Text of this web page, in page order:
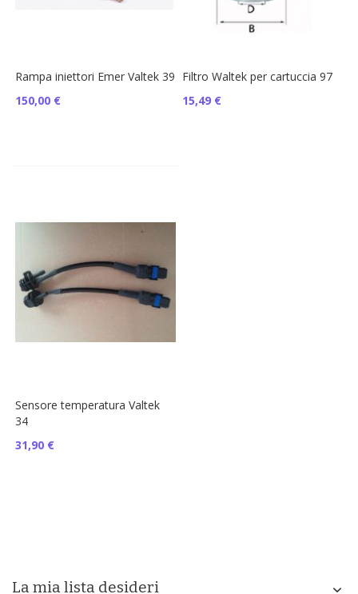
Rampa iniettori Emer Valtek 39
150,00 €
Filtro Waltek per cartuccia 97
15,49 €
Sensore temperatura Valtek
34
31,90 €
La mia lista desideri